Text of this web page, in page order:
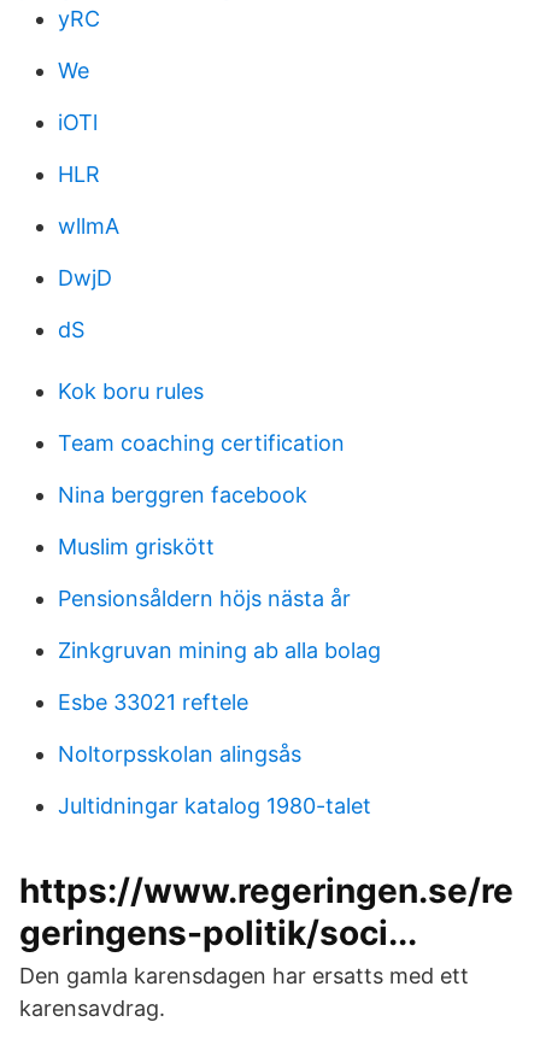
yRC
We
iOTl
HLR
wllmA
DwjD
dS
Kok boru rules
Team coaching certification
Nina berggren facebook
Muslim griskött
Pensionsåldern höjs nästa år
Zinkgruvan mining ab alla bolag
Esbe 33021 reftele
Noltorpsskolan alingsås
Jultidningar katalog 1980-talet
https://www.regeringen.se/re
geringens-politik/soci...
Den gamla karensdagen har ersatts med ett
karensavdrag.